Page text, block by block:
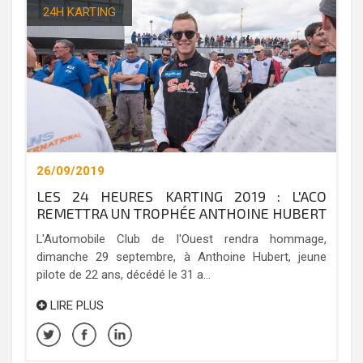
24H KARTING
26/09/2019
LES 24 HEURES KARTING 2019 : L'ACO
REMETTRA UN TROPHÉE ANTHOINE HUBERT
L'Automobile Club de l'Ouest rendra hommage,
dimanche 29 septembre, à Anthoine Hubert, jeune
pilote de 22 ans, décédé le 31 a...
LIRE PLUS